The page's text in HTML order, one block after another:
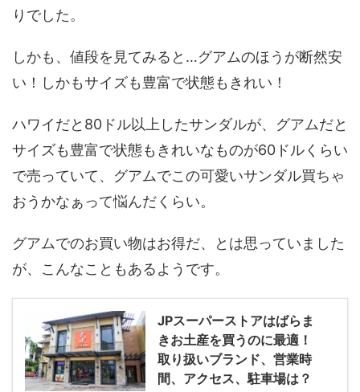
りでした。
しかも、値段を見てみると…グアムのほうが断然安
い！しかもサイズも豊富で状態もきれい！
ハワイだと80ドル以上したサンダルが、グアムだと
サイズも豊富で状態もきれいなものが60ドルくらい
で売っていて、グアムでこの可愛いサンダル買ちゃ
おうかなぁって悩んだくらい。
グアムでのお買い物はお得だ、とは思っていました
が、こんなこともあるようです。
JPスーパーストアはばらま
きお土産を買うのに最適！
取り扱いブランド、営業時
間、アクセス、駐車場は？